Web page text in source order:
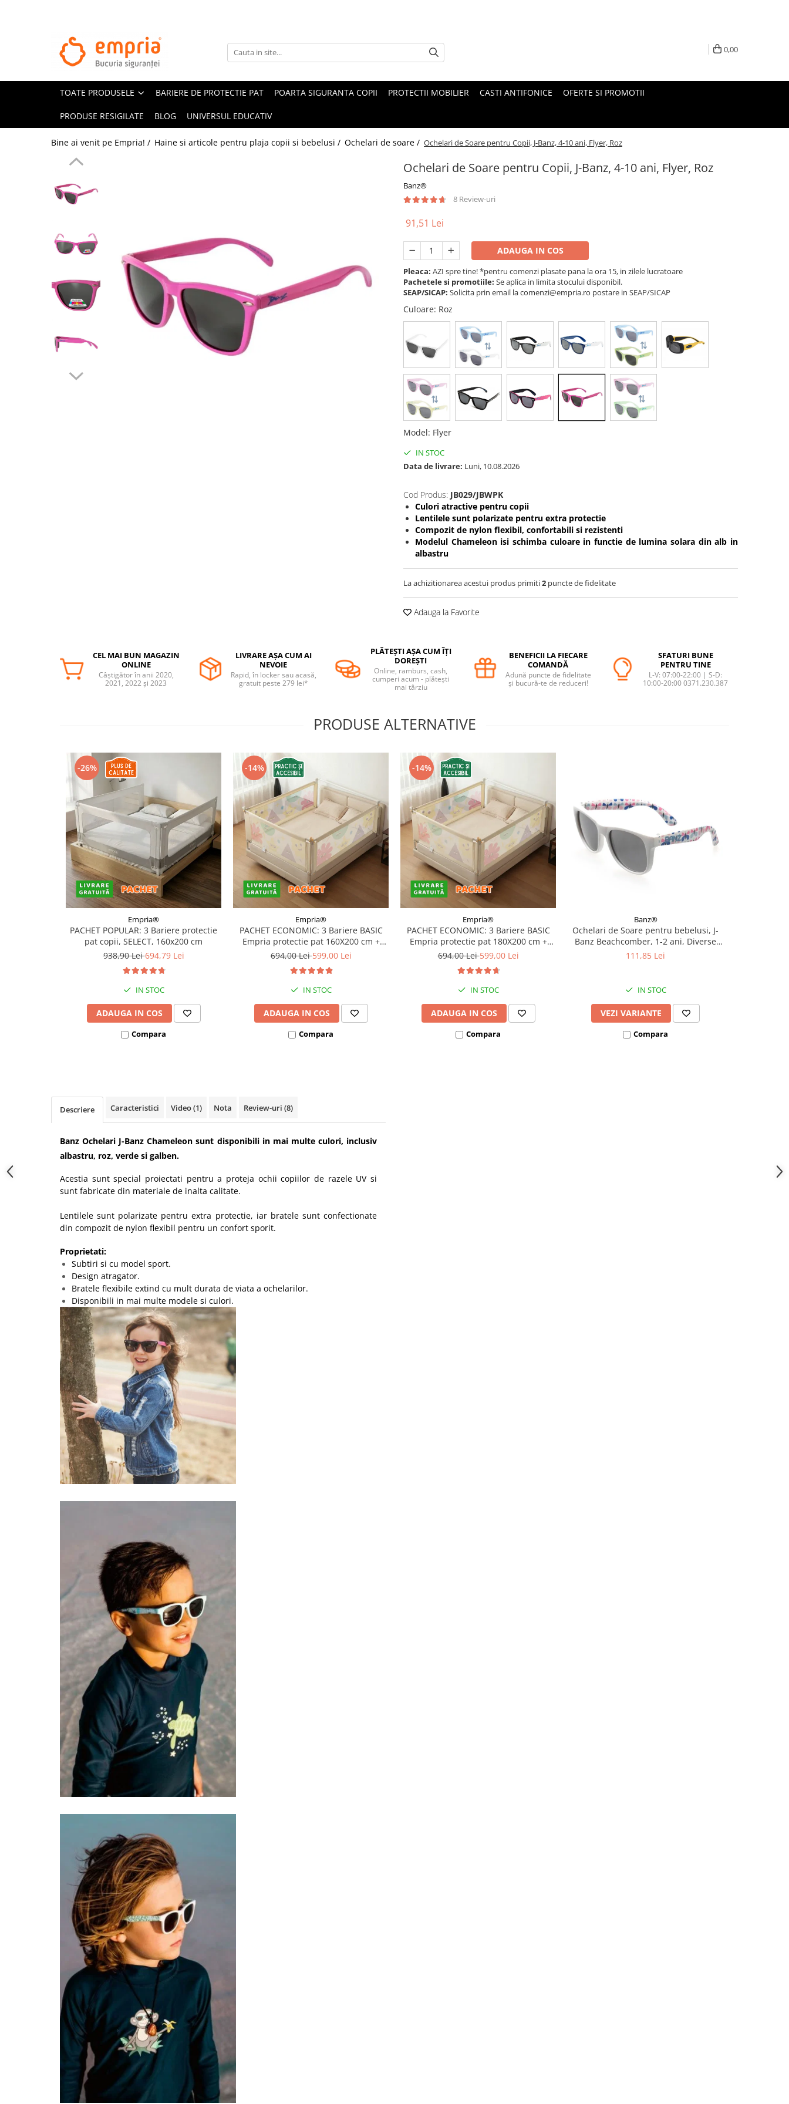
TOATE PRODUSELE
Oferte Protectii Laterale Pat
Bariere protectie pentru pat
Aparatori laterale patut bebe
Protectie colturi mobila copii
Sigurante pentru sertare si usi
Sigurante geamuri si usi glisante
Protectii casa
Poarta siguranta copii
Deflectoare pentru aer conditionat
Casti antifonice pentru copii si
Echipament protectie bicicleta si
Perne si saltele bebelusi
Diversificare bebelusi
Covorase ortopedice senzoriale
Cuburi magnetice JollyHeap®
Rechizite scolare
Stikere decorative si covoare
Stickere decorative
Covorase de joaca
Siguranta animale companie
0,00
TOATE PRODUSELE BARIERE DE PROTECTIE PAT POARTA SIGURANTA COPII PROTECTII MOBILIER CASTI ANTIFONICE OFERTE SI PROMOTII
PRODUSE RESIGILATE BLOG UNIVERSUL EDUCATIV
Bine ai venit pe Empria! / Haine si articole pentru plaja copii si bebelusi / Ochelari de soare / Ochelari de Soare pentru Copii, J-Banz, 4-10 ani, Flyer, Roz
Ochelari de Soare pentru Copii, J-Banz, 4-10 ani, Flyer, Roz
Banz®
8 Review-uri
91,51 Lei
ADAUGA IN COS
Pleaca: AZI spre tine! *pentru comenzi plasate pana la ora 15, in zilele lucratoare
Pachetele si promotiile: Se aplica in limita stocului disponibil.
SEAP/SICAP: Solicita prin email la comenzi@empria.ro postare in SEAP/SICAP
Culoare: Roz
Model: Flyer
IN STOC
Data de livrare: Luni, 10.08.2026
Cod Produs: JB029/JBWPK
Culori atractive pentru copii
Lentilele sunt polarizate pentru extra protectie
Compozit de nylon flexibil, confortabili si rezistenti
Modelul Chameleon isi schimba culoare in functie de lumina solara din alb in
albastru
La achizitionarea acestui produs primiti2 puncte de fidelitate
Adauga la Favorite
CEL MAI BUN MAGAZIN
ONLINE
Câștigător în anii 2020,
2021, 2022 și 2023
LIVRARE AȘA CUM AI
NEVOIE
Rapid, în locker sau acasă,
gratuit peste 279 lei*
PLĂTEȘTI AȘA CUM ÎȚI
DOREȘTI
Online, ramburs, cash,
cumperi acum - plătești
mai târziu
BENEFICII LA FIECARE
COMANDĂ
Adună puncte de fidelitate
și bucură-te de reduceri!
SFATURI BUNE
PENTRU TINE
L-V: 07:00-22:00 | S-D:
10:00-20:00 0371.230.387
PRODUSE ALTERNATIVE
-26%
Empria®
PACHET POPULAR: 3 Bariere protectie
pat copii, SELECT, 160x200 cm
938,90 Lei694,79 Lei
IN STOC
ADAUGA IN COS
Compara
-14%
Empria®
PACHET ECONOMIC: 3 Bariere BASIC
Empria protectie pat 160X200 cm +
bara stabilizatoare
694,00 Lei599,00 Lei
IN STOC
ADAUGA IN COS
Compara
-14%
Empria®
PACHET ECONOMIC: 3 Bariere BASIC
Empria protectie pat 180X200 cm +
bara stabilizatoare
694,00 Lei599,00 Lei
IN STOC
ADAUGA IN COS
Compara
Banz®
Ochelari de Soare pentru bebelusi, J-
Banz Beachcomber, 1-2 ani, Diverse
culori
111,85 Lei
IN STOC
VEZI VARIANTE
Compara
Descriere Caracteristici Video(1) Nota Review-uri (8)
Banz Ochelari J-Banz Chameleon sunt disponibili in mai multe culori, inclusiv
albastru, roz, verde si galben.
Acestia sunt special proiectati pentru a proteja ochii copiilor de razele UV si
sunt fabricate din materiale de inalta calitate.
Lentilele sunt polarizate pentru extra protectie, iar bratele sunt confectionate
din compozit de nylon flexibil pentru un confort sporit.
Proprietati:
Subtiri si cu model sport.
Design atragator.
Bratele flexibile extind cu mult durata de viata a ochelarilor.
Disponibili in mai multe modele si culori.